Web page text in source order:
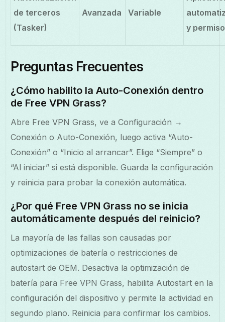
de terceros
(Tasker)
Avanzada Variable
y
Preguntas Frecuentes
¿Cómo habilito la Auto-Conexión dentro
de Free VPN Grass?
Abre Free VPN Grass, ve a Configuración →
Conexión o Auto-Conexión, luego activa “Auto-
Conexión” o “Inicio al arrancar”. Elige “Siempre” o
“Al iniciar” si está disponible. Guarda la configuración
y reinicia para probar la conexión automática.
¿Por qué Free VPN Grass no se inicia
automáticamente después del reinicio?
La mayoría de las fallas son causadas por
optimizaciones de batería o restricciones de
autostart de OEM. Desactiva la optimización de
batería para Free VPN Grass, habilita Autostart en la
configuración del dispositivo y permite la actividad en
segundo plano. Reinicia para confirmar los cambios.